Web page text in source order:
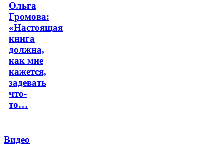
Ольга
Громова:
«Настоящая
книга
должна,
как мне
кажется,
задевать
что-
то…
Видео